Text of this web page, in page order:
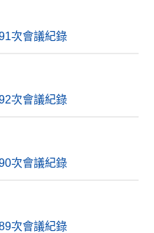
次會議紀錄
次會議紀錄
次會議紀錄
次會議紀錄